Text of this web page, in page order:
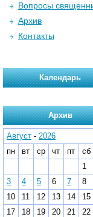
Вопросы
Архив
Контакты
Календарь
Архив
Август - 2026
пн
вт ср чт пт сб
1
3
4 5 6 7 8
10
11 12 13 14 15
17
18 19 20 21 22